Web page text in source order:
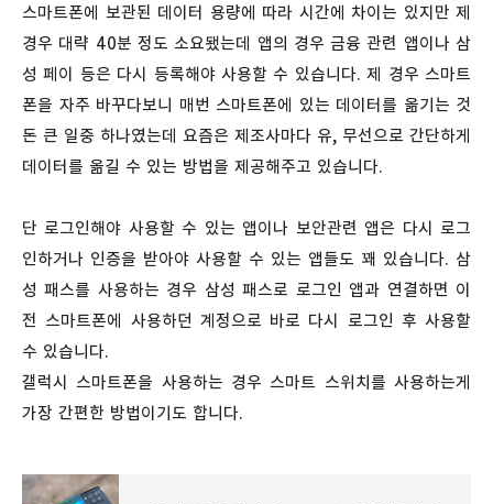
스마트폰에 보관된 데이터 용량에 따라 시간에 차이는 있지만 제
경우 대략 40분 정도 소요됐는데 앱의 경우 금융 관련 앱이나 삼
성 페이 등은 다시 등록해야 사용할 수 있습니다. 제 경우 스마트
폰을 자주 바꾸다보니 매번 스마트폰에 있는 데이터를 옮기는 것
돈 큰 일중 하나였는데 요즘은 제조사마다 유, 무선으로 간단하게
데이터를 옮길 수 있는 방법을 제공해주고 있습니다.
단 로그인해야 사용할 수 있는 앱이나 보안관련 앱은 다시 로그
인하거나 인증을 받아야 사용할 수 있는 앱들도 꽤 있습니다. 삼
성 패스를 사용하는 경우 삼성 패스로 로그인 앱과 연결하면 이
전 스마트폰에 사용하던 계정으로 바로 다시 로그인 후 사용할
수 있습니다.
갤럭시 스마트폰을 사용하는 경우 스마트 스위치를 사용하는게
가장 간편한 방법이기도 합니다.